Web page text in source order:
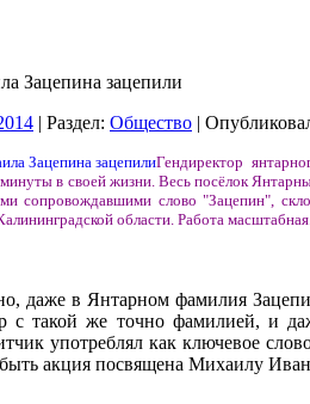
Зацепина зацепили
| Раздел: Общество |
Гендиректор
в своей жизни. Весь посёлок
сопровождавшими слово "Зацепин",
области. Работа
даже в Янтарном фамилия
с такой же точно фамилией, и
употреблял как ключевое
акция посвящена Михаилу